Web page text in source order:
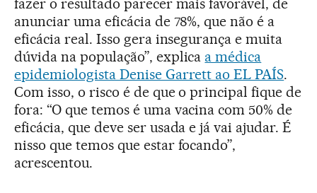
fazer o resultado parecer mais favorável, de
anunciar uma eficácia de 78%, que não é a
eficácia real. Isso gera insegurança e muita
dúvida na população”, explica a médica
epidemiologista Denise Garrett ao EL PAÍS.
Com isso, o risco é de que o principal fique de
fora: “O que temos é uma vacina com 50% de
eficácia, que deve ser usada e já vai ajudar. É
nisso que temos que estar focando”,
acrescentou.